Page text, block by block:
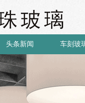
头条新闻 车刻玻